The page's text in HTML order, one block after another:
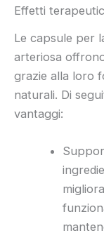
Effetti
Le capsule per
arteriosa
grazie alla loro
naturali. Di
vantaggi: